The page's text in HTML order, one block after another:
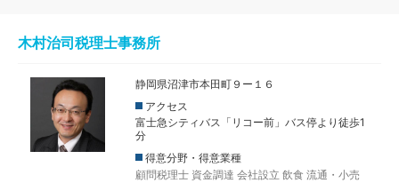
木村治司税理士事務所
静岡県沼津市本田町９ー１６
アクセス
富士急シティバス「リコー前」バス停より徒歩1
分
得意分野・得意業種
顧問税理士 資金調達 会社設立 飲食 流通・小売